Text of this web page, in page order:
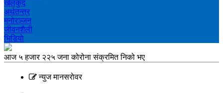
खेलकुद
अर्थतन्त्र
मनोरञ्‍जन
जीवनशैली
भिडियाे
आज ५ हजार २२५ जना कोरोना संक्रमित निको भए
न्युज मानसराेवर